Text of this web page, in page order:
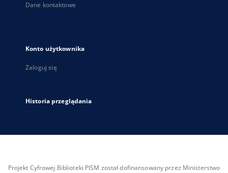
Dane kontaktowe
Konto użytkownika
Zaloguj się
Historia przeglądania
Projekt Cyfrowej Biblioteki PISM został dofinansowany przez Ministerstwo